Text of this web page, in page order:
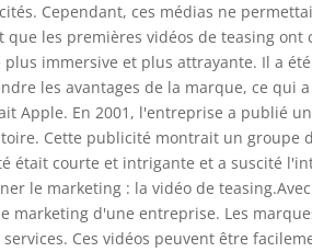
Cependant, ces médias ne
les premières vidéos de teasing
immersive et plus attrayante. Il a
les avantages de la marque, ce
Apple. En 2001, l'entreprise a publié
Cette publicité montrait un
était courte et intrigante et a suscité
le marketing : la vidéo de
marketing d'une entreprise. Les
Ces vidéos peuvent être